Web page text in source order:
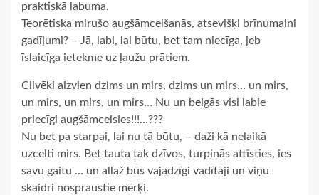
praktiskā labuma.
Teorētiska mirušo augšāmcelšanās, atsevišķi brīnumaini
gadījumi? – Jā, labi, lai būtu, bet tam niecīga, jeb
īslaicīga ietekme uz ļaužu prātiem.
Cilvēki aizvien dzims un mirs, dzims un mirs… un mirs,
un mirs, un mirs, un mirs… Nu un beigās visi labie
priecīgi augšāmcelsies!!!…???
Nu bet pa starpai, lai nu tā būtu, – daži kā nelaikā
uzcelti mirs. Bet tauta tak dzīvos, turpinās attīsties, ies
savu gaitu … un allaž būs vajadzīgi vadītāji un viņu
skaidri nospraustie mērķi.